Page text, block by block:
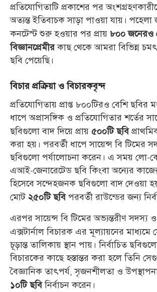
প্রতিযোগিতাটি প্রকাশের পর
অত্যন্ত ইতিবাচক সাড়া পাওয়া যায়। পহেলা
কনটেস্ট শুরু হওয়ার পর প্রায় ৮০০ জনেরও
বিজ্ঞানপ্রেমীরকাছ থেকে আমরা বিভিন্ন
ছবি পেয়েছি।
বিচার প্রক্রিয়া ও বিচারকবৃন্দ
প্রতিযোগিতায় প্রাপ্ত ৮০০টিরও বেশি ছবির
ধাপে অপ্রাসঙ্গিক ও প্রতিযোগিতার শর্তের
ছবিগুলো বাদ দিয়ে প্রায় ৫০০টি ছবি
করা হয়। পরবর্তী ধাপে সায়েন্স বি টিমের
ছবিগুলো পর্যালোচনা করেন। এ সময় লো-
এআই-জেনারেটেড ছবি কিংবা অন্যের
হিসেবে সন্দেহজনক ছবিগুলো বাদ দেওয়া
মোট২৫০টি ছবিপরবর্তী রাউন্ডের জন্য
এরপর সায়েন্স বি টিমের অভ্যন্তরীণ
এক্সটার্নাল বিচারক এর মূল্যায়নের মাধ্যমে
চূড়ান্ত তালিকায় স্থান পায়। নির্বাচিত
বিচারকের কাছে হস্তান্তর করা হলে তিনি
বৈজ্ঞানিক তাৎপর্য, সৃজনশীলতা ও
১০টি ছবিনির্বাচন করেন।